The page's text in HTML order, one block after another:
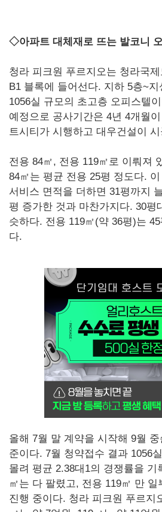
◇아파트 대체재로 뜨는 발코니
청라 피크원 푸르지오는 청라국
B1 블록에 들어선다. 지하 5층~
1056실 규모의 초고층 오피스텔
예정으로 공사기간은 4년 4개월
트시티가 시행하고 대우건설이
전용 84㎡, 전용 119㎡로 이뤄져
84㎡는 평균 전용 25평 정도다.
서비스 면적을 더하면 31평까지
평 증가한 것과 마찬가지다. 30평
슷하다. 전용 119㎡(약 36평)는
다.
올해 7월 말 계약을 시작해 9월
준이다. 7월 청약접수 결과 1056
몰려 평균 2.38대1의 경쟁률을 기
㎡는 다 팔렸고, 전용 119㎡ 만
진행 중이다. 청라 피크원 푸르지